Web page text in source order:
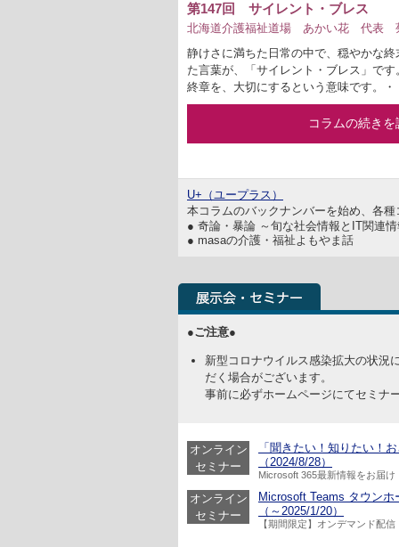
第147回 サイレント・ブレス
北海道介護福祉道場 あかい花 代表
静けさに満ちた日常の中で、穏やかな
た言葉が、「サイレント・ブレス」で
終章を、大切にするという意味です。・
コラムの続き
U+（ユープラス）
本コラムのバックナンバーを始め、各
● 奇論・暴論 ～旬な社会情報とIT関連
● masaの介護・福祉よもやま話
●ご注意●
新型コロナウイルス感染拡大の状況
だく場合がございます。
事前に必ずホームページにてセミナ
オンライン
セミナー
「聞きたい！知りたい！
（2024/8/28）
Microsoft 365最新情報をお届け
オンライン
セミナー
Microsoft Teams タウン
（～2025/1/20）
【期間限定】オンデマンド配信